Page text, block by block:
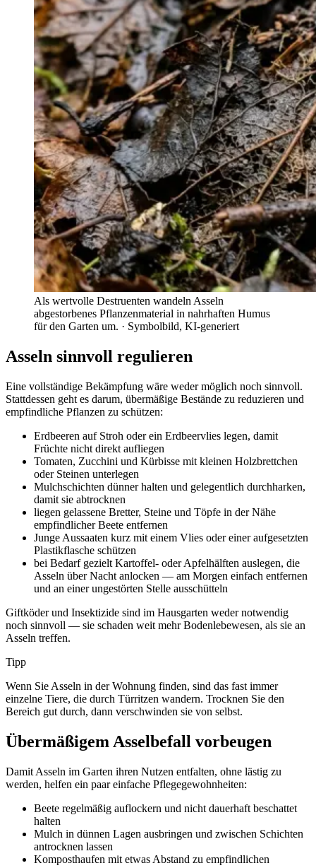
Als wertvolle Destruenten wandeln Asseln
abgestorbenes Pflanzenmaterial in nahrhaften Humus
für den Garten um. · Symbolbild, KI-generiert
Asseln sinnvoll regulieren
Eine vollständige Bekämpfung wäre weder möglich noch sinnvoll.
Stattdessen geht es darum, übermäßige Bestände zu reduzieren und
empfindliche Pflanzen zu schützen:
Erdbeeren auf Stroh oder ein Erdbeervlies legen, damit
Früchte nicht direkt aufliegen
Tomaten, Zucchini und Kürbisse mit kleinen Holzbrettchen
oder Steinen unterlegen
Mulchschichten dünner halten und gelegentlich durchharken,
damit sie abtrocknen
liegen gelassene Bretter, Steine und Töpfe in der Nähe
empfindlicher Beete entfernen
Junge Aussaaten kurz mit einem Vlies oder einer aufgesetzten
Plastikflasche schützen
bei Bedarf gezielt Kartoffel- oder Apfelhälften auslegen, die
Asseln über Nacht anlocken — am Morgen einfach entfernen
und an einer ungestörten Stelle ausschütteln
Giftköder und Insektizide sind im Hausgarten weder notwendig
noch sinnvoll — sie schaden weit mehr Bodenlebewesen, als sie an
Asseln treffen.
Tipp
Wenn Sie Asseln in der Wohnung finden, sind das fast immer
einzelne Tiere, die durch Türritzen wandern. Trocknen Sie den
Bereich gut durch, dann verschwinden sie von selbst.
Übermäßigem Asselbefall vorbeugen
Damit Asseln im Garten ihren Nutzen entfalten, ohne lästig zu
werden, helfen ein paar einfache Pflegegewohnheiten:
Beete regelmäßig auflockern und nicht dauerhaft beschattet
halten
Mulch in dünnen Lagen ausbringen und zwischen Schichten
antrocknen lassen
Komposthaufen mit etwas Abstand zu empfindlichen